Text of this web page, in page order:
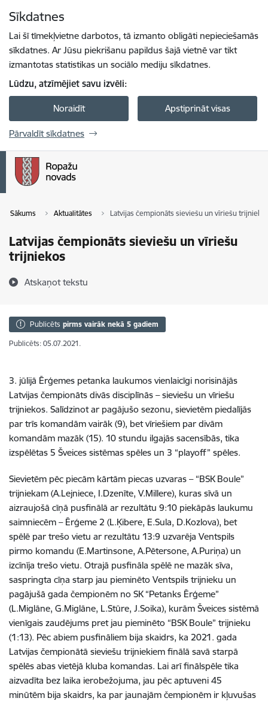
Sīkdatnes
Lai šī tīmekļvietne darbotos, tā izmanto obligāti nepieciešamās
sīkdatnes. Ar Jūsu piekrišanu papildus šajā vietnē var tikt
izmantotas statistikas un sociālo mediju sīkdatnes.
Lūdzu, atzīmējiet savu izvēli:
Noraidīt Apstiprināt visas
Pārvaldīt sīkdatnes
Sākums Aktualitātes Latvijas čempionāts sieviešu un vīriešu
Latvijas čempionāts sieviešu un vīriešu
trijniekos
Atskaņot tekstu
Publicēts pirms vairāk nekā 5 gadiem
Publicēts: 05.07.2021.
3. jūlijā Ērģemes petanka laukumos vienlaicīgi norisinājās
Latvijas čempionāts divās disciplīnās – sieviešu un vīriešu
trijniekos. Salīdzinot ar pagājušo sezonu, sievietēm piedalījās
par trīs komandām vairāk (9), bet vīriešiem par divām
komandām mazāk (15). 10 stundu ilgajās sacensībās, tika
izspēlētas 5 Šveices sistēmas spēles un 3 “playoff” spēles.
Sievietēm pēc piecām kārtām piecas uzvaras – “BSK Boule”
trijniekam (A.Lejniece, I.Dzenīte, V.Millere), kuras sīvā un
aizraujošā cīņā pusfinālā ar rezultātu 9:10 piekāpās laukumu
saimniecēm – Ērģeme 2 (L.Ķibere, E.Sula, D.Kozlova), bet
spēlē par trešo vietu ar rezultātu 13:9 uzvarēja Ventspils
pirmo komandu (E.Martinsone, A.Pētersone, A.Puriņa) un
izcīnīja trešo vietu. Otrajā pusfināla spēlē ne mazāk sīva,
saspringta cīņa starp jau pieminēto Ventspils trijnieku un
pagājušā gada čempionēm no SK “Petanks Ērģeme”
(L.Miglāne, G.Miglāne, L.Stūre, J.Soika), kurām Šveices sistēmā
vienīgais zaudējums pret jau pieminēto “BSK Boule” trijnieku
(1:13). Pēc abiem pusfināliem bija skaidrs, ka 2021. gada
Latvijas čempionātā sieviešu trijniekiem finālā savā starpā
spēlēs abas vietējā kluba komandas. Lai arī finālspēle tika
aizvadīta bez laika ierobežojuma, jau pēc aptuveni 45
minūtēm bija skaidrs, ka par jaunajām čempionēm ir kļuvušas